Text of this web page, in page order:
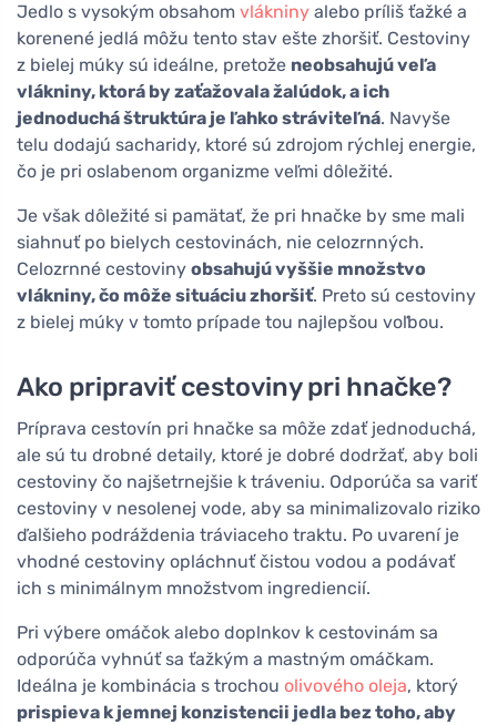
Jedlo s vysokým obsahom vlákniny alebo príliš ťažké a
korenené jedlá môžu tento stav ešte zhoršiť. Cestoviny
z bielej múky sú ideálne, pretože neobsahujú veľa
vlákniny, ktorá by zaťažovala žalúdok, a ich
jednoduchá štruktúra je ľahko stráviteľná. Navyše
telu dodajú sacharidy, ktoré sú zdrojom rýchlej energie,
čo je pri oslabenom organizme veľmi dôležité.
Je však dôležité si pamätať, že pri hnačke by sme mali
siahnuť po bielych cestovinách, nie celozrnných.
Celozrnné cestoviny obsahujú vyššie množstvo
vlákniny, čo môže situáciu zhoršiť. Preto sú cestoviny
z bielej múky v tomto prípade tou najlepšou voľbou.
Ako pripraviť cestoviny pri hnačke?
Príprava cestovín pri hnačke sa môže zdať jednoduchá,
ale sú tu drobné detaily, ktoré je dobré dodržať, aby boli
cestoviny čo najšetrnejšie k tráveniu. Odporúča sa variť
cestoviny v nesolenej vode, aby sa minimalizovalo riziko
ďalšieho podráždenia tráviaceho traktu. Po uvarení je
vhodné cestoviny opláchnuť čistou vodou a podávať
ich s minimálnym množstvom ingrediencií.
Pri výbere omáčok alebo doplnkov k cestovinám sa
odporúča vyhnúť sa ťažkým a mastným omáčkam.
Ideálna je kombinácia s trochou olivového oleja, ktorý
prispieva k jemnej konzistencii jedla bez toho, aby